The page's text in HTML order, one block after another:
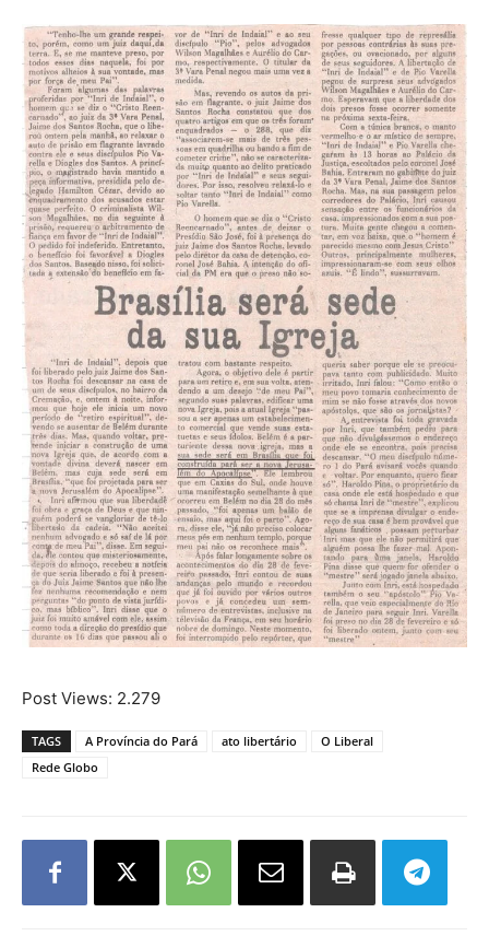
Post Views: 2.279
TAGS A Província do Pará ato libertário
O Liberal
Rede Globo